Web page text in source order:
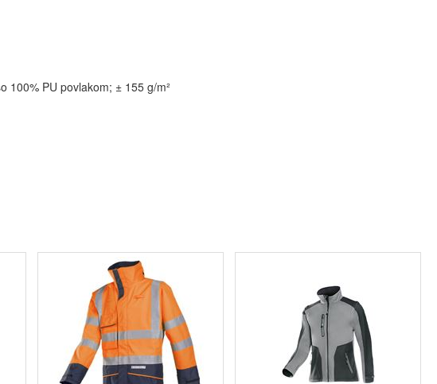
100% PU povlakom; ± 155 g/m²